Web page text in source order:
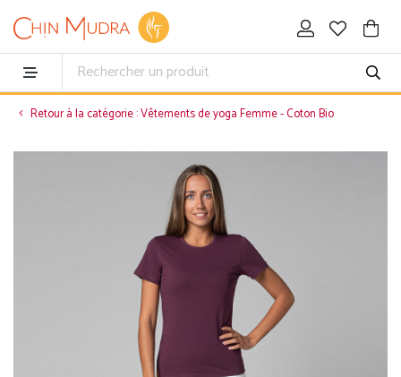
Retour à la catégorie : Vêtements de yoga Femme - Coton Bio